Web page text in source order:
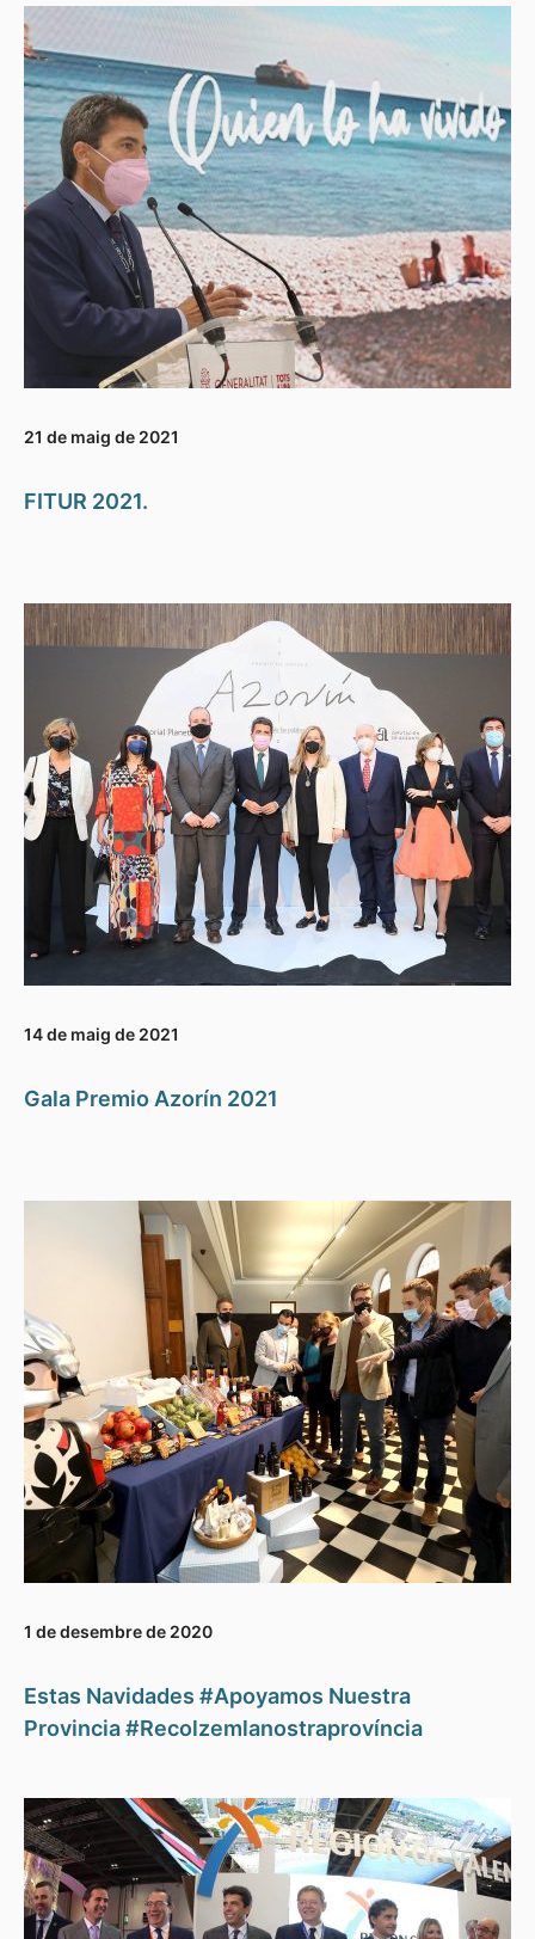
21 de maig de 2021
FITUR 2021.
14 de maig de 2021
Gala Premio Azorín 2021
1 de desembre de 2020
Estas Navidades #Apoyamos Nuestra
Provincia #Recolzemlanostraprovíncia